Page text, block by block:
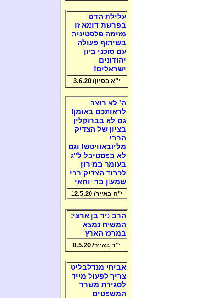
עלילת הדם
בפרשת דומא זו
מזימה פלסטינית
בשיתוף פעולה
עם סוכני ביון
יהודונים
ישראלים!
י"א בסיון/ 3.6.20
ה' לא רוצה
לראותכם באומן!
גם לא בברוקלין
בציון של הצדיק
הרבי
מליובאוויטש! וגם
לא בפסטיבל ל"ג
בעומר במירון
לכבוד הצדיק רבי
שמעון בר יוחאי
י"ח באייר/ 12.5.20
הרב ניר בן ארצי:
המשיח נמצא
במרכז הארץ
י"ד באייר/ 8.5.20
אביחי מנדלבליט
צריך לפעול מייד
לסגירת משרד
המשפטים